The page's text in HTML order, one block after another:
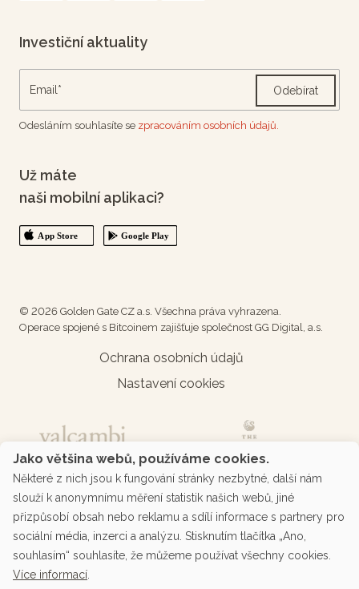
Investiční aktuality
Odebírat
Odesláním souhlasíte se zpracováním osobních údajů.
Už máte
naši mobilní aplikaci?
© 2026 Golden Gate CZ a.s. Všechna práva vyhrazena.
Operace spojené s Bitcoinem zajišťuje společnost GG Digital, a.s.
Ochrana osobních údajů
Nastavení cookies
Jako většina webů, používáme cookies.
Některé z nich jsou k fungování stránky nezbytné, další nám
slouží k anonymnímu měření statistik našich webů, jiné
přizpůsobí obsah nebo reklamu a sdílí informace s partnery pro
sociální média, inzerci a analýzu. Stisknutím tlačítka „Ano,
souhlasím“ souhlasíte, že můžeme používat všechny cookies.
Více informací